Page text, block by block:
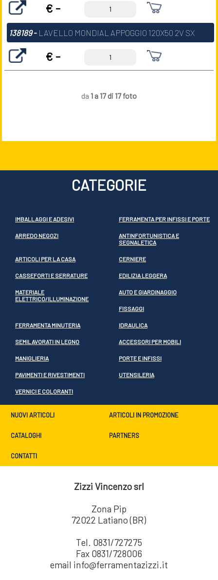
€ -
138189- LAVELLO MONDIAL APPOGGIO 120X50 2V SX
€ -
da 1 a 17 di 17 foto
CATEGORIE
IMBALLAGGI E ADESIVI FERRAMENTA PER INFISSI E PORTE
ARREDO NEGOZI
ANTINFORTUNISTICA E
SEGNALETICA
ARTICOLI PER LA CASA CERNIERE
CASSEFORTI E SERRATURE EDILIZIA LEGGERA
MATERIALE
ELETTRICO/ILLUMINAZIONE
AUTO E GIARDINAGGIO
FISSAGGI
FERRAMENTA MINUTERIA IDRAULICA
SEMILAVORATI IN LEGNO ACCESSORI PER MOBILI
MANIGLIERIA PORTE E INFISSI
PAVIMENTI E RIVESTIMENTI UTENSILERIA
VERNICI E COLORANTI
NUOVI ARTICOLI ARTICOLI IN PROMOZIONE
CATALOGHI PARTNERS
CONTATTI
Zizzi Vincenzo srl
Zona Pip
72022 Latiano (BR)
Tel. 0831/727275
Fax 0831/728006
email info@ferramentazizzi.it